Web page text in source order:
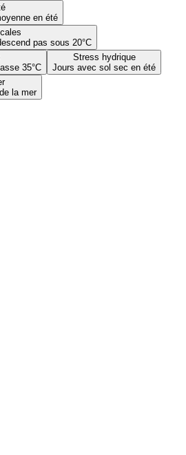
en été
pas sous 20°C
35°C
Stress hydrique
Jours avec sol sec en été
la mer